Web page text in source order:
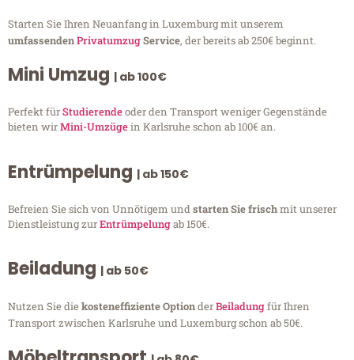
Starten Sie Ihren Neuanfang in Luxemburg mit unserem
umfassendenPrivatumzugService, der bereits ab 250€ beginnt.
Mini Umzug | ab 100€
Perfekt fürStudierendeoder den Transport weniger Gegenstände
bieten wirMini-Umzügein Karlsruhe schon ab 100€ an.
Entrümpelung | ab 150€
Befreien Sie sich von Unnötigem undstarten Sie frischmit unserer
Dienstleistung zurEntrümpelungab 150€.
Beiladung | ab 50€
Nutzen Sie diekosteneffiziente OptionderBeiladungfür Ihren
Transport zwischen Karlsruhe und Luxemburg schon ab 50€.